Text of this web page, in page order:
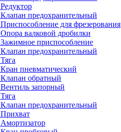
предохранительный
для фрезерования
валковой дробилки
приспособление
предохранительный
пневматический
обратный
запорный
предохранительный